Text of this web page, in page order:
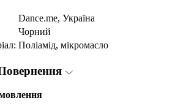
Dance.me, Україна
Чорний
Поліамід, мікромасло